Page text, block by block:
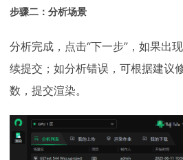
步骤二：分析场景
分析完成，点击“下一步”，如果出
续提交；如分析错误，可根据建议
数，提交渲染。